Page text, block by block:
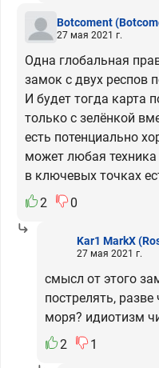
Botcoment
27 мая 2021 г.
Одна глобальная
замок с двух респов
И будет тогда карта
только с зелёнкой
есть потенциально
может любая
в ключевых точках
2
0
Kar1 MarkX
27 мая 2021 г.
смысл от этого
пострелять,
моря? идиотизм
2
1